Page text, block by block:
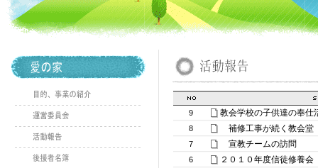
9 教会学校の子供達の奉仕
8 補修工事が続く教
7 宣教チームの訪問
6 ２０１０年度信徒修養会